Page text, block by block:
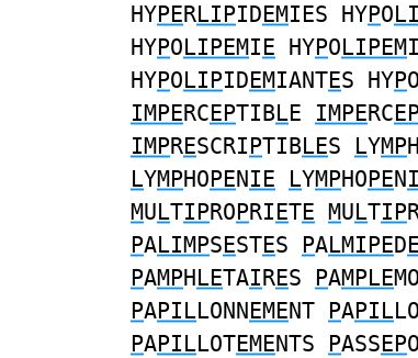
HYPERLIPIDEMIES HYPO
HYPOLIPEMIE HYPOLIPEMI
HYPOLIPIDEMIANTES HYPO
IMPERCEPTIBLE IMPERC
IMPRESCRIPTIBLES LYMP
LYMPHOPENIE LYMPHOPEN
MULTIPROPRIETE MULTIP
PALIMPSESTES PALMIPEDE
PAMPHLETAIRES PAMPLE
PAPILLONNEMENT PAPIL
PAPILLOTEMENTS PASSEPO